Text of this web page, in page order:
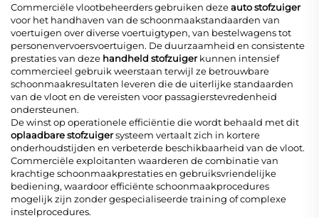
Commerciële vlootbeheerders gebruiken dezeauto stofzuiger
voor het handhaven van de schoonmaakstandaarden van
voertuigen over diverse voertuigtypen, van bestelwagens tot
personenvervoersvoertuigen. De duurzaamheid en consistente
prestaties van deze handheld stofzuigerkunnen intensief
commercieel gebruik weerstaan terwijl ze betrouwbare
schoonmaakresultaten leveren die de uiterlijke standaarden
van de vloot en de vereisten voor passagierstevredenheid
ondersteunen.
De winst op operationele efficiëntie die wordt behaald met dit
oplaadbare stofzuigersysteem vertaalt zich in kortere
onderhoudstijden en verbeterde beschikbaarheid van de vloot.
Commerciële exploitanten waarderen de combinatie van
krachtige schoonmaakprestaties en gebruiksvriendelijke
bediening, waardoor efficiënte schoonmaakprocedures
mogelijk zijn zonder gespecialiseerde training of complexe
instelprocedures.